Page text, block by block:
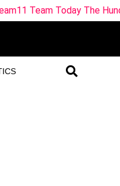
Hundred 2026